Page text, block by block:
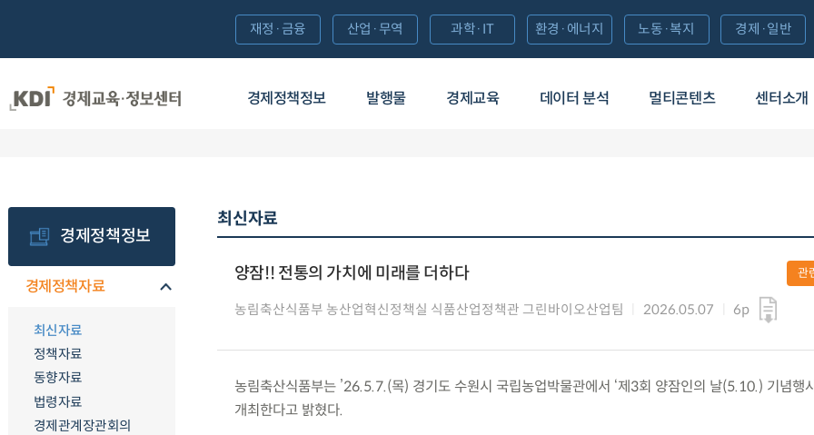
경제정책정보 발행물 경제교육 데이터 분석 멀티콘텐츠 센터소개
재정·금융 산업·무역 과학·IT 환경·에너지 노동·복지 경제·일반
경제정책정보
경제정책자료
최신자료
정책자료
동향자료
법령자료
경제관계장관회의
최신자료
양잠!! 전통의 가치에 미래를 더하다
농림축산식품부 농산업혁신정책실 식품산업정책관 그린바이오산업팀 2026.05.07 6p
관
농림축산식품부는 ’26.5.7.(목) 경기도 수원시 국립농업박물관에서 ‘제3회 양잠인의 날(5.10.) 기념행
개최한다고 밝혔다.